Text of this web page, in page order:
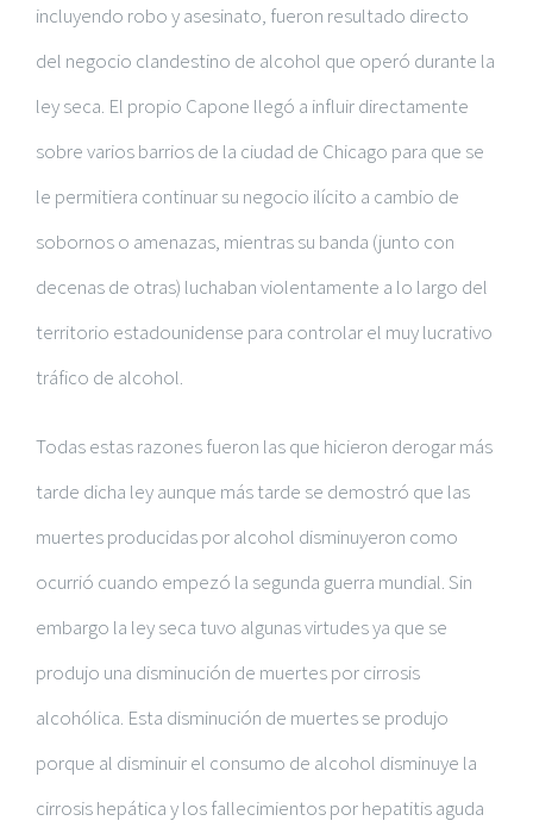
incluyendo robo y asesinato, fueron resultado directo
del negocio clandestino de alcohol que operó durante la
ley seca. El propio Capone llegó a influir directamente
sobre varios barrios de la ciudad de Chicago para que se
le permitiera continuar su negocio ilícito a cambio de
sobornos o amenazas, mientras su banda (junto con
decenas de otras) luchaban violentamente a lo largo del
territorio estadounidense para controlar el muy lucrativo
tráfico de alcohol.
Todas estas razones fueron las que hicieron derogar más
tarde dicha ley aunque más tarde se demostró que las
muertes producidas por alcohol disminuyeron como
ocurrió cuando empezó la segunda guerra mundial. Sin
embargo la ley seca tuvo algunas virtudes ya que se
produjo una disminución de muertes por cirrosis
alcohólica. Esta disminución de muertes se produjo
porque al disminuir el consumo de alcohol disminuye la
cirrosis hepática y los fallecimientos por hepatitis aguda